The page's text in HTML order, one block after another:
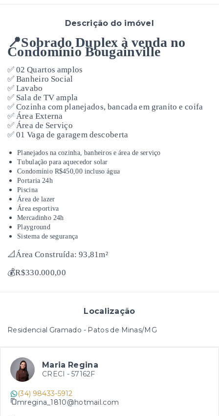
Descrição do imóvel
📍Sobrado Duplex à venda no
Condomínio Bougainville
✅ 02 Quartos amplos
✅ Banheiro Social
✅ Lavabo
✅ Sala de TV ampla
✅ Cozinha com planejados, bancada em granito e coifa
✅ Área Externa
✅ Área de Serviço
✅ 01 Vaga de garagem descoberta
Planejados na cozinha, banheiros e área de serviço
Tubulação para aquecedor solar
Condomínio R$450,00 incluso água
Portaria 24h
Piscina
Área de lazer
Área esportiva
Mercadinho 24h
Playground
Sistema de segurança
📐Área Construída: 93,81m²
💰R$330.000,00
Localização
Residencial Gramado - Patos de Minas/MG
Maria Regina
CRECI - 57162F
(34) 98433-5912
mregina_1810@hotmail.com